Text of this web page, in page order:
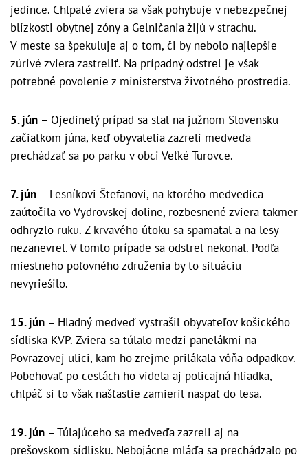
jedince. Chlpaté zviera sa však pohybuje v nebezpečnej
blízkosti obytnej zóny a Gelničania žijú v strachu.
V meste sa špekuluje aj o tom, či by nebolo najlepšie
zúrivé zviera zastreliť. Na prípadný odstrel je však
potrebné povolenie z ministerstva životného prostredia.
5. jún – Ojedinelý prípad sa stal na južnom Slovensku
začiatkom júna, keď obyvatelia zazreli medveďa
prechádzať sa po parku v obci Veľké Turovce.
7. jún – Lesníkovi Štefanovi, na ktorého medvedica
zaútočila vo Vydrovskej doline, rozbesnené zviera takmer
odhryzlo ruku. Z krvavého útoku sa spamätal a na lesy
nezanevrel. V tomto prípade sa odstrel nekonal. Podľa
miestneho poľovného združenia by to situáciu
nevyriešilo.
15. jún – Hladný medveď vystrašil obyvateľov košického
sídliska KVP. Zviera sa túlalo medzi panelákmi na
Povrazovej ulici, kam ho zrejme prilákala vôňa odpadkov.
Pobehovať po cestách ho videla aj policajná hliadka,
chlpáč si to však našťastie zamieril naspäť do lesa.
19. jún – Túlajúceho sa medveďa zazreli aj na
prešovskom sídlisku. Nebojácne mláďa sa prechádzalo po